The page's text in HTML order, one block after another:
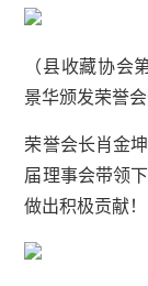
（县收藏协会
景华颁发荣誉会
荣誉会长肖金
届理事会带领
做出积极贡献！